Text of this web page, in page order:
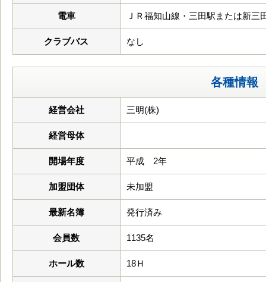
電車 ＪＲ福知山線・三田駅または新三
クラブバス なし
各種情報
経営会社 三明(株)
経営母体
開場年度 平成 2年
加盟団体 未加盟
最新名簿 発行済み
会員数 1135名
ホール数 18Ｈ